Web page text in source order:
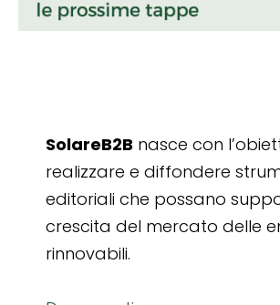
SolareB2B nasce con
realizzare e diffondere
editoriali che possano
crescita del mercato delle
rinnovabili.